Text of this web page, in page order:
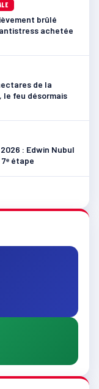
brûlé
antistress achetée
de la
le feu désormais
: Edwin Nubul
étape